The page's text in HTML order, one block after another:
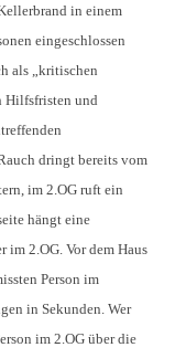
in einem
eingeschlossen
als „kritischen
Hilfsfristen und
dringt bereits vom
im 2.OG ruft ein
hängt eine
im 2.OG. Vor dem Haus
Person im
in Sekunden. Wer
im 2.OG über die